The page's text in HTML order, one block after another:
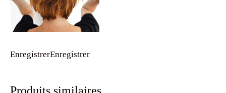
EnregistrerEnregistrer
Produits similaires